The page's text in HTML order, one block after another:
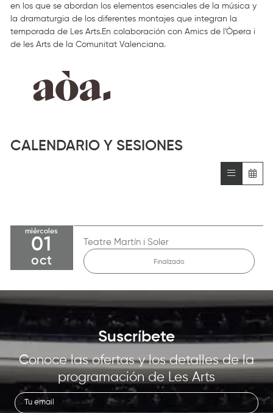
en los que se abordan los elementos esenciales de la música y
la dramaturgia de los diferentes montajes que integran la
temporada de Les Arts.En colaboración con Amics de l’Òpera i
de les Arts de la Comunitat Valenciana.
CALENDARIO Y SESIONES
miércoles
01
oct
Teatre Martín i Soler
Finalizado
Suscríbete
Conoce las ofertas y los detalles de la
programación de Les Arts